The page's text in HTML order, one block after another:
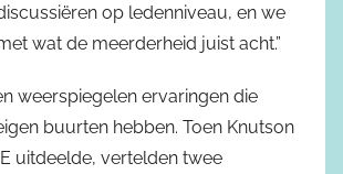
op ledenniveau, en we
wat de meerderheid juist acht.”
weerspiegelen ervaringen die
buurten hebben. Toen Knutson
uitdeelde, vertelden twee